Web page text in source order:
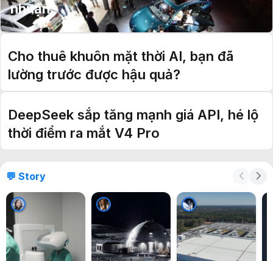
nhuận
Cho thuê khuôn mặt thời AI, bạn đã
lường trước được hậu quả?
DeepSeek sắp tăng mạnh giá API, hé lộ
thời điểm ra mắt V4 Pro
💬 Story